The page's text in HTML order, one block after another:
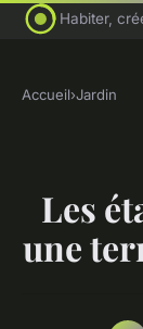
Habiter,
Accueil›Jardin
Les
une